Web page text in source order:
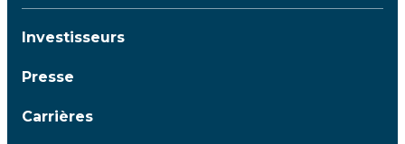
Investisseurs
Presse
Carrières